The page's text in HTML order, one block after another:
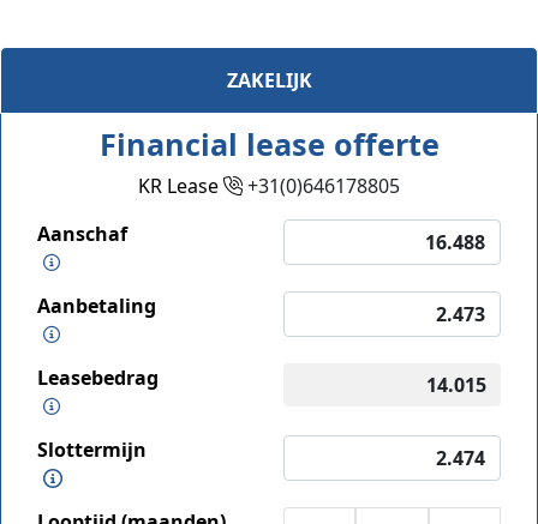
ZAKELIJK
Financial lease offerte
KR Lease
+31(0)646178805
Aanschaf
Aanbetaling
Leasebedrag
Slottermijn